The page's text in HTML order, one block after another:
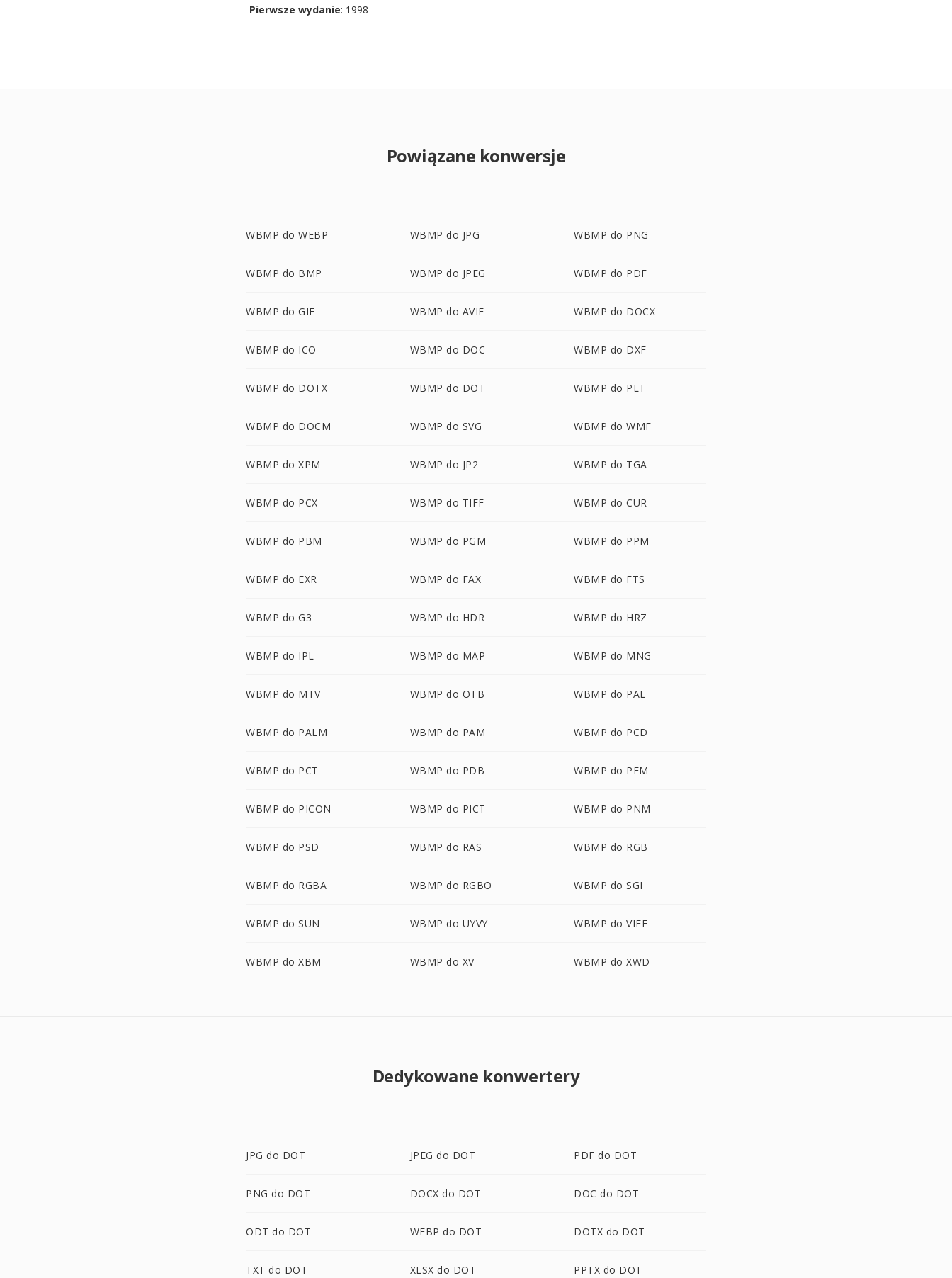
Pierwsze wydanie: 1998
Powiązane konwersje
WBMP do WEBP WBMP do JPG WBMP do PNG
WBMP do BMP WBMP do JPEG WBMP do PDF
WBMP do GIF WBMP do AVIF WBMP do DOCX
WBMP do ICO WBMP do DOC WBMP do DXF
WBMP do DOTX WBMP do DOT WBMP do PLT
WBMP do DOCM WBMP do SVG WBMP do WMF
WBMP do XPM WBMP do JP2 WBMP do TGA
WBMP do PCX WBMP do TIFF WBMP do CUR
WBMP do PBM WBMP do PGM WBMP do PPM
WBMP do EXR WBMP do FAX WBMP do FTS
WBMP do G3 WBMP do HDR WBMP do HRZ
WBMP do IPL WBMP do MAP WBMP do MNG
WBMP do MTV WBMP do OTB WBMP do PAL
WBMP do PALM WBMP do PAM WBMP do PCD
WBMP do PCT WBMP do PDB WBMP do PFM
WBMP do PICON WBMP do PICT WBMP do PNM
WBMP do PSD WBMP do RAS WBMP do RGB
WBMP do RGBA WBMP do RGBO WBMP do SGI
WBMP do SUN WBMP do UYVY WBMP do VIFF
WBMP do XBM WBMP do XV WBMP do XWD
Dedykowane konwertery
JPG do DOT JPEG do DOT PDF do DOT
PNG do DOT DOCX do DOT DOC do DOT
ODT do DOT WEBP do DOT DOTX do DOT
TXT do DOT XLSX do DOT PPTX do DOT